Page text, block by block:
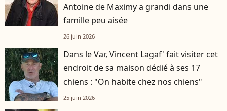
Antoine de Maximy a grandi dans une
famille peu aisée
26 juin 2026
Dans le Var, Vincent Lagaf' fait visiter cet
endroit de sa maison dédié à ses 17
chiens : "On habite chez nos chiens"
25 juin 2026